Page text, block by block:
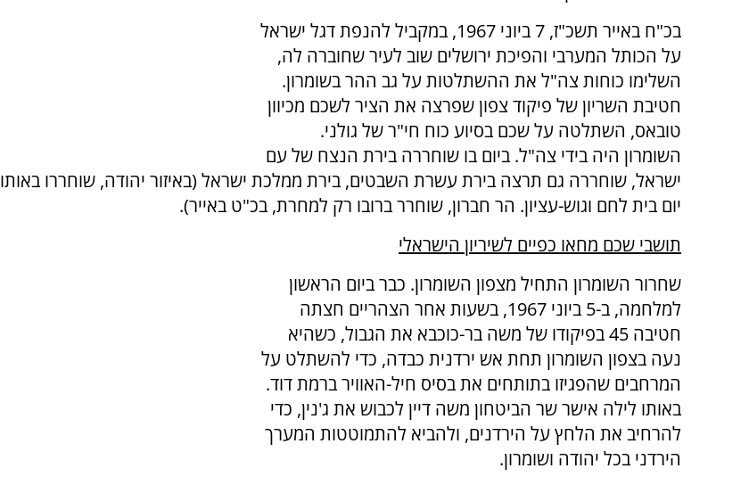
בכ"ח באייר תשכ"ז, 7 ביוני 1967, במקביל להנפת דגל ישראל
על הכותל המערבי והפיכת ירושלים שוב לעיר שחוברה לה,
השלימו כוחות צה"ל את ההשתלטות על גב ההר בשומרון.
חטיבת השריון של פיקוד צפון שפרצה את הציר לשכם מכיוון
טובאס, השתלטה על שכם בסיוע כוח חי"ר של גולני.
השומרון היה בידי צה"ל. ביום בו שוחררה בירת הנצח של עם
ישראל, שוחררה גם תרצה בירת עשרת השבטים, בירת ממלכת ישראל (באיזור יהודה, שוחררו באותו
יום בית לחם וגוש-עציון. הר חברון, שוחרר ברובו רק למחרת, בכ"ט באייר).
תושבי שכם מחאו כפיים לשיריון הישראלי
שחרור השומרון התחיל מצפון השומרון. כבר ביום הראשון
למלחמה, ב-5 ביוני 1967, בשעות אחר הצהריים חצתה
חטיבה 45 בפיקודו של משה בר-כוכבא את הגבול, כשהיא
נעה בצפון השומרון תחת אש ירדנית כבדה, כדי להשתלט על
המרחבים שהפגיזו בתותחים את בסיס חיל-האוויר ברמת דוד.
באותו לילה אישר שר הביטחון משה דיין לכבוש את ג'נין, כדי
להרחיב את הלחץ על הירדנים, ולהביא להתמוטטות המערך
הירדני בכל יהודה ושומרון.